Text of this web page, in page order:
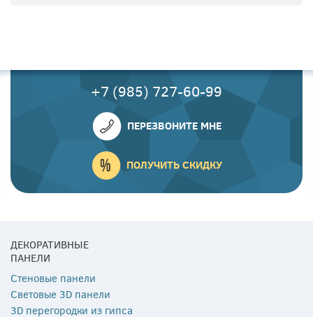
+7 (985) 727-60-99
ПЕРЕЗВОНИТЕ МНЕ
ПОЛУЧИТЬ СКИДКУ
ДЕКОРАТИВНЫЕ
ПАНЕЛИ
Стеновые панели
Световые 3D панели
3D перегородки из гипса